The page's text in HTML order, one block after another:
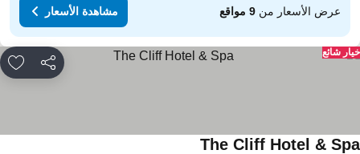
عرض الأسعار من9 مواقع مشاهدة الأسعار
مشاركة
شائع
The Cliff Hotel &